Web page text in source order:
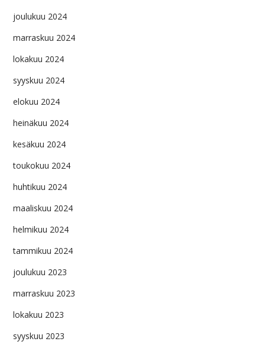
joulukuu 2024
marraskuu 2024
lokakuu 2024
syyskuu 2024
elokuu 2024
heinäkuu 2024
kesäkuu 2024
toukokuu 2024
huhtikuu 2024
maaliskuu 2024
helmikuu 2024
tammikuu 2024
joulukuu 2023
marraskuu 2023
lokakuu 2023
syyskuu 2023